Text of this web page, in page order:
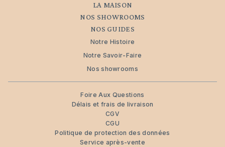
LA MAISON
NOS SHOWROOMS
NOS GUIDES
Notre Histoire
Notre Savoir-Faire
Nos showrooms
Foire Aux Questions
Délais et frais de livraison
CGV
CGU
Politique de protection des données
Service après-vente